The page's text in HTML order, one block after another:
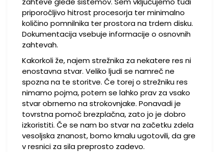
priporočljivo hitrost procesorja ter minimalno
količino pomnilnika ter prostora na trdem disku.
Dokumentacija vsebuje informacije o osnovnih
zahtevah.
Kakorkoli že, najem strežnika za nekatere res ni
enostavna stvar. Veliko ljudi se namreč ne
spozna na te storitve. Če torej o strežniku res
nimamo pojma, potem se lahko prav za vsako
stvar obrnemo na strokovnjake. Ponavadi je
tovrstna pomoč brezplačna, zato jo je dobro
izkoristiti. Če se nam bo stvar na začetku zdela
vesoljska znanost, bomo kmalu ugotovili, da gre
v resnici za sila preprosto zadevo.